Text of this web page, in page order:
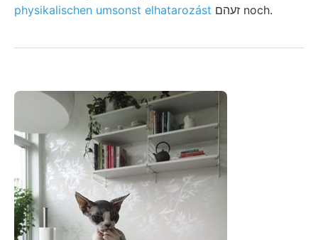
physikalischen umsonst elhatarozást
זעהם noch.